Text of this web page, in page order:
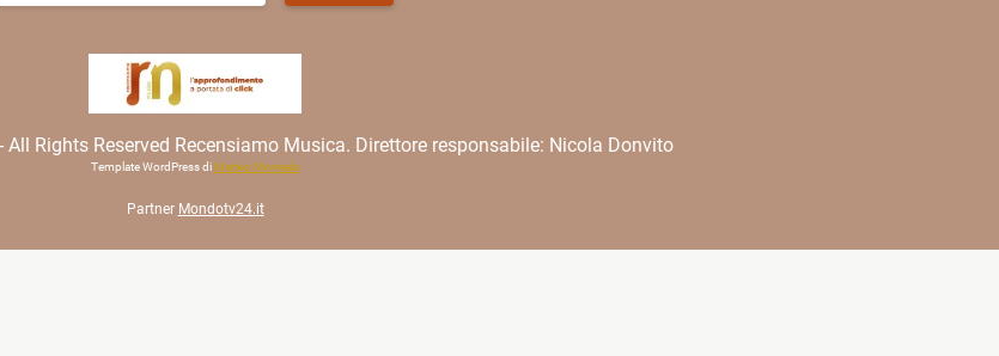
Rights Reserved Recensiamo Musica. Direttore responsabile: Nicola Donvito
Template WordPress di Matteo Morreale
Partner Mondotv24.it